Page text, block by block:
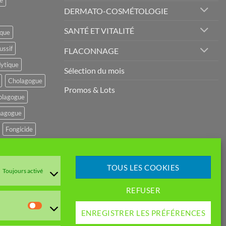
Toujours activé
Statistiques
TOUS LES COOKIES
REFUSER
ENREGISTRER LES PRÉFÉRENCES
du
Cholagogue
Fongicide
DERMATO-COSMÉTOLOGIE
SANTÉ ET VITALITÉ
FLACONNAGE
Sélection du mois
Promos & Lots